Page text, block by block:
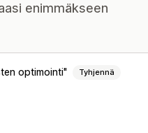
enimmäkseen
optimointi Tyhjennä